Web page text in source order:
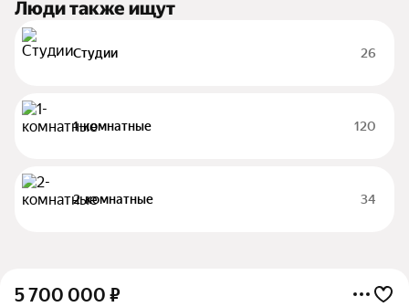
Люди также ищут
Студии 26
1-комнатные 120
2-комнатные 34
5 700 000 ₽